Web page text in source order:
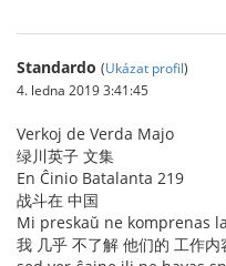
Standardo (Ukázat profil)
4. ledna 2019 3:41:45
Verkoj de Verda Majo
绿川英子 文集
En Ĉinio Batalanta 219
战斗在 中国
Mi preskaŭ ne komprenas
我 几乎 不了解 他们的 工作内